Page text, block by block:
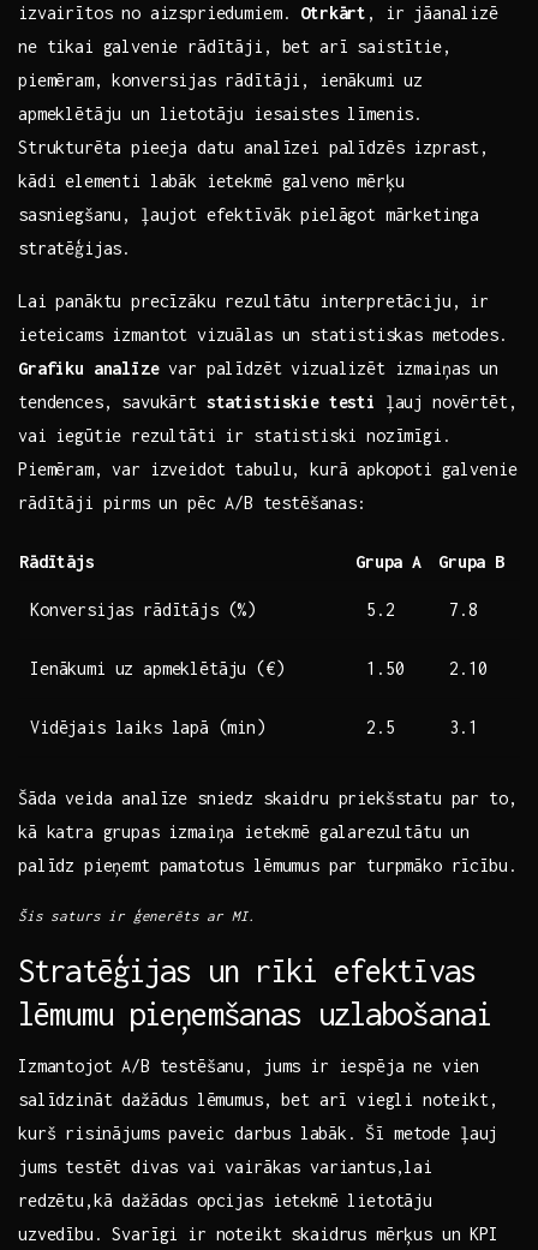
izvairītos no aizspriedumiem. Otrkārt , ir jāanalizē
ne tikai galvenie rādītāji,​ bet arī saistītie,⁣
piemēram, konversijas rādītāji, ienākumi uz
apmeklētāju un lietotāju iesaistes līmenis.
Strukturēta pieeja datu analīzei palīdzēs ‍izprast,
kādi elementi labāk‌ ietekmē galveno mērķu
sasniegšanu, ‍ļaujot efektīvāk pielāgot mārketinga
stratēģijas.
Lai panāktu precīzāku rezultātu interpretāciju, ir​
ieteicams‍ izmantot vizuālas un ⁤statistiskas‌ metodes.
Grafiku analīzevar palīdzēt vizualizēt izmaiņas un
tendences, savukārt statistiskie testi
ļauj novērtēt,
vai iegūtie rezultāti ir​ statistiski ​nozīmīgi.
‌Piemēram, var izveidot tabulu, kurā apkopoti⁢ galvenie
rādītāji‍ pirms⁣ un pēc A/B ⁢testēšanas:
Rādītājs Grupa A Grupa‌ B
Konversijas rādītājs (%) 5.2 7.8
Ienākumi uz apmeklētāju (€) 1.50 2.10
Vidējais ‌laiks​ lapā⁣ (min) 2.5 3.1
Šāda veida analīze ‍sniedz skaidru priekšstatu par to,
kā katra ‍grupas izmaiņa⁢ ietekmē galarezultātu un
palīdz pieņemt pamatotus ‍lēmumus par turpmāko rīcību.
Šis saturs ir ģenerēts ar ⁣MI.
Stratēģijas un rīki efektīvas
‌lēmumu pieņemšanas uzlabošanai
Izmantojot A/B testēšanu, jums ir iespēja ne vien
salīdzināt dažādus ⁤lēmumus, bet arī viegli noteikt,
kurš ⁣risinājums ⁤paveic darbus ⁢labāk.⁢ Šī metode ļauj
jums ​testēt divas vai vairākas‌ variantus,lai⁢
redzētu,kā dažādas opcijas ietekmē lietotāju
uzvedību. Svarīgi ir noteikt skaidrus mērķus un KPI